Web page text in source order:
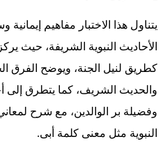
يتناول هذا الاختبار مفاهيم
الأحاديث النبوية الشريفة، حيث
كطريق لنيل الجنة، ويوضح الفرق
والحديث الشريف، كما يتطرق إلى
وفضيلة بر الوالدين، مع شرح
النبوية مثل معنى كلمة أبى.